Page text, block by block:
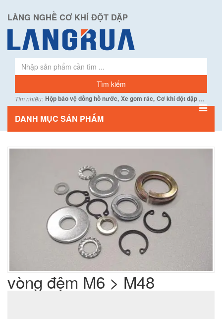
LÀNG NGHỀ CƠ KHÍ ĐỘT DẬP
Tìm nhiều: Hộp bảo vệ đồng hồ nước, Xe gom rác, Cơ khí đột dập...
DANH MỤC SẢN PHẨM
vòng đệm M6 > M48